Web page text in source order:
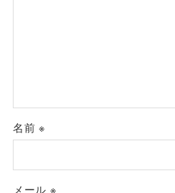
名前※
メール ※